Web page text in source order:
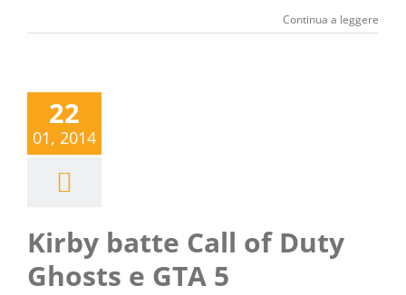
Continua a leggere
22
01, 2014
Kirby batte Call of Duty
Ghosts e GTA 5